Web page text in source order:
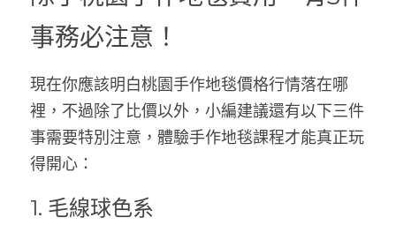
事務必注意！
現在你應該明白桃園手作地毯價格行情落在哪
裡，不過除了比價以外，小編建議還有以下三件
事需要特別注意，體驗手作地毯課程才能真正玩
得開心：
1. 毛線球色系